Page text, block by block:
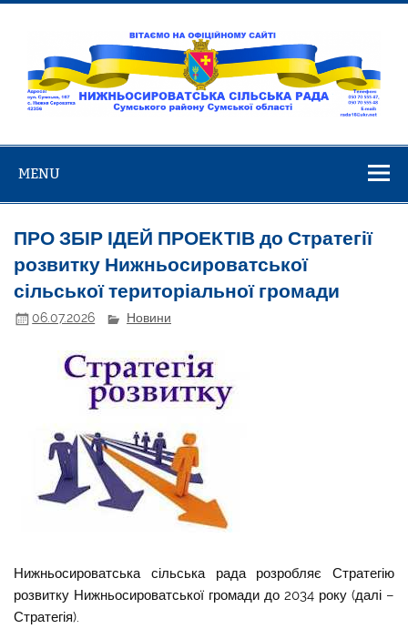
Skip
сільська
MENU
ПРО ЗБІР ІДЕЙ ПРОЕКТІВ до Стратегії
розвитку Нижньосироватської
сільської територіальної громади
06.07.2026 Новини
Нижньосироватська сільська рада розробляє Стратегію
розвитку Нижньосироватської громади до 2034 року (далі –
Стратегія).